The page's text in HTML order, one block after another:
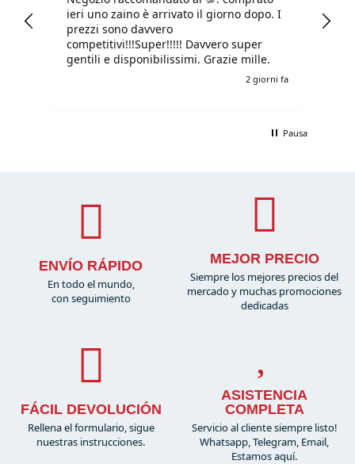
ieri uno zaino è arrivato il giorno dopo. I
prezzi sono davvero
competitivi!!!Super!!!!! Davvero super
gentili e disponibilissimi. Grazie mille.
2 giorni fa
Pausa
ENVÍO RÁPIDO
En todo el mundo,
con seguimiento
MEJOR PRECIO
Siempre los mejores precios del
mercado y muchas promociones
dedicadas
FÁCIL DEVOLUCIÓN
Rellena el formulario, sigue
nuestras instrucciones.
ASISTENCIA
COMPLETA
Servicio al cliente siempre listo!
Whatsapp, Telegram, Email,
Estamos aquí.